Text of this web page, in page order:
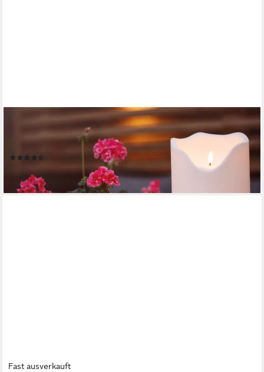
LED-Kerze XXL Kerze Kunststoff flackernd H:40cm für Balkon
Terrasse Garten weiß
lieferbar - in 3-4 Werktagen bei dir
Fast ausverkauft